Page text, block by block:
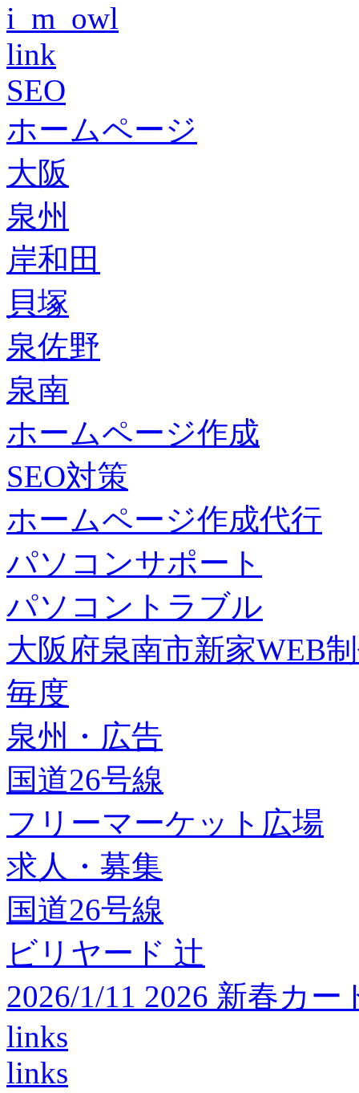
i_m_owl
link
SEO
ホームページ
大阪
泉州
岸和田
貝塚
泉佐野
泉南
ホームページ作成
SEO対策
ホームページ作成代行
パソコンサポート
パソコントラブル
大阪府泉南市新家WEB
毎度
泉州・広告
国道26号線
フリーマーケット広場
求人・募集
国道26号線
ビリヤード 辻
2026/1/11 2026 新春カ
links
links